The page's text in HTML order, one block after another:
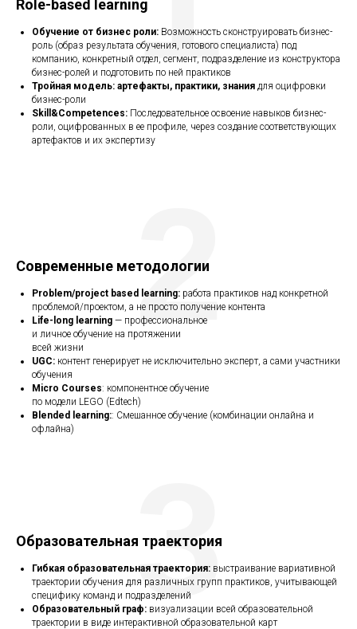
Role-based learning
Обучение от бизнес роли: Возможность сконструировать бизнес-
роль (образ результата обучения, готового специалиста) под
компанию, конкретный отдел, сегмент, подразделение из конструктора
бизнес-ролей и подготовить по ней практиков
Тройная модель: артефакты, практики, знания для оцифровки
бизнес-роли
Skill&Competences: Последовательное освоение навыков бизнес-
роли, оцифрованных в ее профиле, через создание соответствующих
артефактов и их экспертизу
Современные методологии
Problem/project based learning: работа практиков над конкретной
проблемой/проектом, а не просто получение контента
Life-long learning — профессиональное
и личное обучение на протяжении
всей жизни
UGC: контент генерирует не исключительно эксперт, а сами участники
обучения
Micro Courses: компонентное обучение
по модели LEGO (Edtech)
Blended learning:: Смешанное обучение (комбинации онлайна и
офлайна)
2
Образовательная траектория
Гибкая образовательная траектория: выстраивание вариативной
траектории обучения для различных групп практиков, учитывающей
специфику команд и подразделений
Образовательный граф: визуализации всей образовательной
траектории в виде интерактивной образовательной карт
3